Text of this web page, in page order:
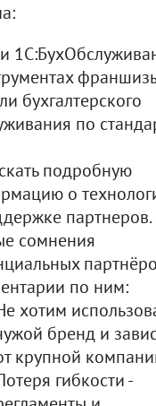
бухгалтерского
по
подробную
о
партнеров.
сомнения
по ним:
хотим
бренд и
крупной
гибкости -